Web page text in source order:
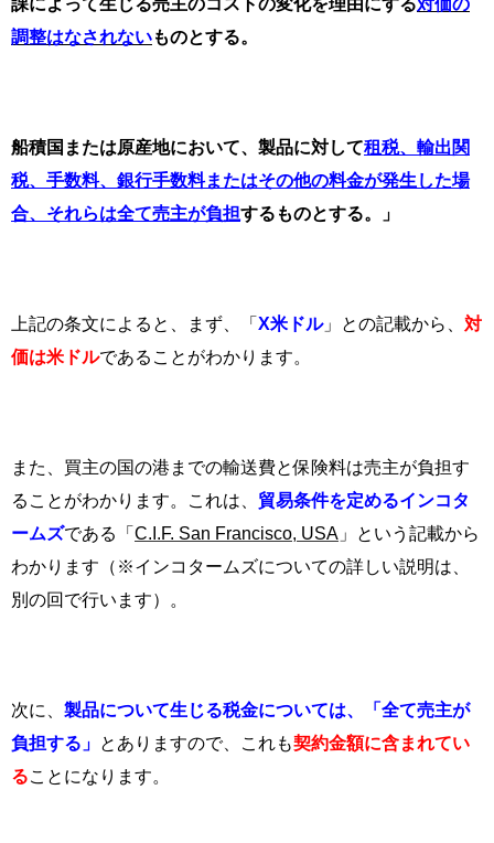
課によって生じる売主のコストの変化を理由にする対価の
調整はなされないものとする。
船積国または原産地において、製品に対して租税、輸出関
税、手数料、銀行手数料またはその他の料金が発生した場
合、それらは全て売主が負担するものとする。」
上記の条文によると、まず、「 X米ドル」との記載から、 対
価は米ドルであることがわかります。
また、買主の国の港までの輸送費と保険料は売主が負担す
ることがわかります。これは、 貿易条件を定めるインコタ
ームズである「 C.I.F. San Francisco, USA 」という記載から
わかります（※インコタームズについての詳しい説明は、
別の回で行います）。
次に、 製品について生じる税金については、「全て売主が
負担する」 とありますので、これも契約金額に含まれてい
ることになります。